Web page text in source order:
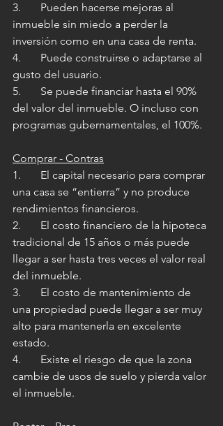
3.       Pueden hacerse mejoras al
inmueble sin miedo a perder la
inversión como en una casa de renta.
4.       Puede construirse o adaptarse al
gusto del usuario.
5.       Se puede financiar hasta el 90%
del valor del inmueble. O incluso con
programas gubernamentales, el 100%.
Comprar - Contras
1.       El capital necesario para comprar
una casa se “entierra” y no produce
rendimientos financieros.
2.       El costo financiero de la hipoteca
tradicional de 15 años o más puede
llegar a ser hasta tres veces el valor real
del inmueble.
3.       El costo de mantenimiento de
una propiedad puede llegar a ser muy
alto para mantenerla en excelente
estado.
4.       Existe el riesgo de que la zona
cambie de usos de suelo y pierda valor
el inmueble.